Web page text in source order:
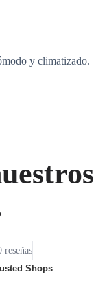
y climatizado.
reseñas
Shops